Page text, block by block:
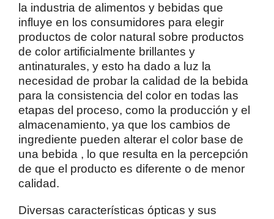
la industria de alimentos y bebidas que
influye en los consumidores para elegir
productos de color natural sobre productos
de color artificialmente brillantes y
antinaturales, y esto ha dado a luz la
necesidad de probar la calidad de la bebida
para la consistencia del color en todas las
etapas del proceso, como la producción y el
almacenamiento, ya que los cambios de
ingrediente pueden alterar el color base de
una bebida , lo que resulta en la percepción
de que el producto es diferente o de menor
calidad.
Diversas características ópticas y sus